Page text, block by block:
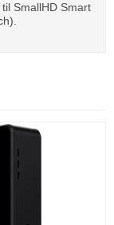
SmallHD Smart